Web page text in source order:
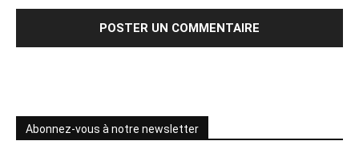
Abonnez-vous à notre newsletter